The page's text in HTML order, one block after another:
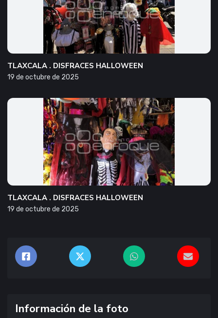
TLAXCALA . DISFRACES HALLOWEEN
19 de octubre de 2025
TLAXCALA . DISFRACES HALLOWEEN
19 de octubre de 2025
Información de la foto